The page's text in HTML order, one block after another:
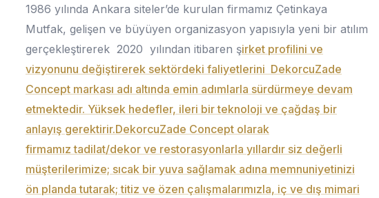
1986 yılında Ankara siteler’de kurulan firmamız Çetinkaya
Mutfak, gelişen ve büyüyen organizasyon yapısıyla yeni bir atılım
gerçekleştirerek 2020 yılından itibaren şirket profilini ve
vizyonunu değiştirerek sektördeki faliyetlerini DekorcuZade
Concept markası adı altında emin adımlarla sürdürmeye devam
etmektedir. Yüksek hedefler, ileri bir teknoloji ve çağdaş bir
anlayış gerektirir.DekorcuZade Concept olarak
firmamız tadilat/dekor ve restorasyonlarla yıllardır siz değerli
müşterilerimize; sıcak bir yuva sağlamak adına memnuniyetinizi
ön planda tutarak; titiz ve özen çalışmalarımızla, iç ve dış mimari